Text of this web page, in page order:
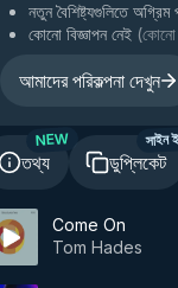
নতুন বৈশিষ্ট্যগুলিতে অগ্রিম
কোনো বিজ্ঞাপন নেই (কোনো
আমাদের পরিকল্পনা দেখুন
তথ্য
NEW
ডুপ্লিকেট
সাইন
Come On
Tom Hades